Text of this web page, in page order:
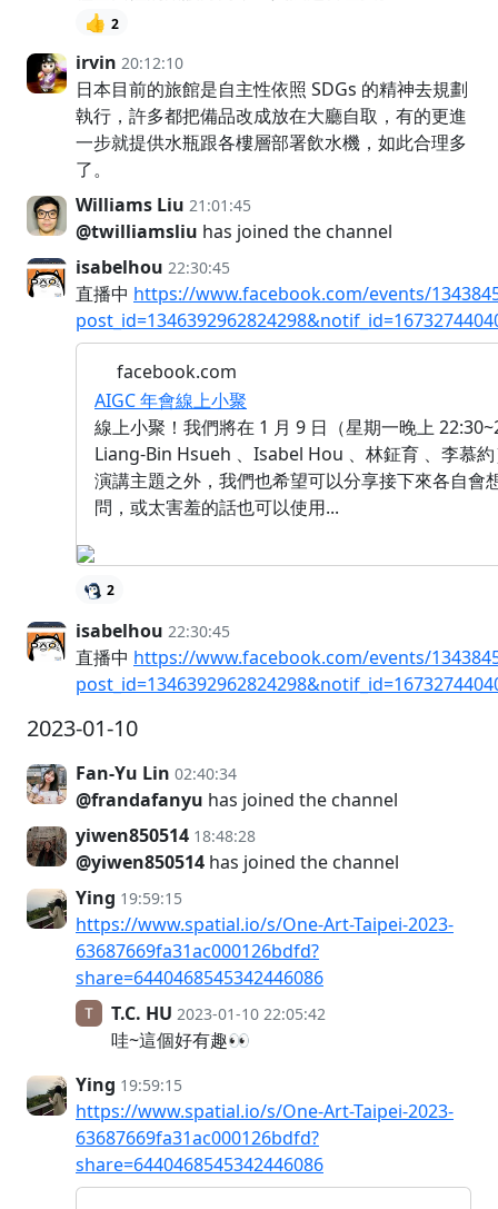
👍 2
irvin 20:12:10
日本目前的旅館是自主性依照 SDGs 的精神去規劃
執行，許多都把備品改成放在大廳自取，有的更進
一步就提供水瓶跟各樓層部署飲水機，如此合理多
了。
Williams Liu 21:01:45
@twilliamsliu has joined the channel
isabelhou 22:30:45
直播中 https://www.facebook.com/events/
facebook.com
AIGC 年會線上小聚
線上小聚！我們將在 1 月 9 日（星期一晚上
Liang-Bin Hsueh 、Isabel Hou 、林鉦育 、李慕
演講主題之外，我們也希望可以分享接下來各自會
問，或太害羞的話也可以使用...
2
isabelhou 22:30:45
直播中 https://www.facebook.com/events/
2023-01-10
Fan-Yu Lin 02:40:34
@frandafanyu has joined the channel
yiwen850514 18:48:28
@yiwen850514 has joined the channel
Ying 19:59:15
https://www.spatial.io/s/One-Art-Taipei-2023-
63687669fa31ac000126bdfd?
share=6440468545342446086
T.C. HU 2023-01-10 22:05:42
哇~這個好有趣👀
Ying 19:59:15
https://www.spatial.io/s/One-Art-Taipei-2023-
63687669fa31ac000126bdfd?
share=6440468545342446086